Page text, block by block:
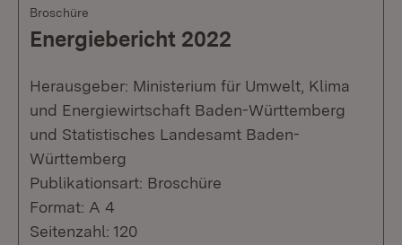
Broschüre
Energiebericht 2022
Herausgeber: Ministerium für Umwelt, Klima
und Energiewirtschaft Baden-Württemberg
und Statistisches Landesamt Baden-
Württemberg
Publikationsart: Broschüre
Format: A 4
Seitenzahl: 120